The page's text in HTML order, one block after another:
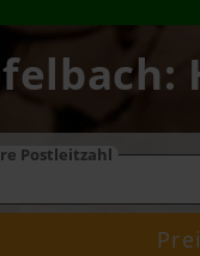
Postleitzahl